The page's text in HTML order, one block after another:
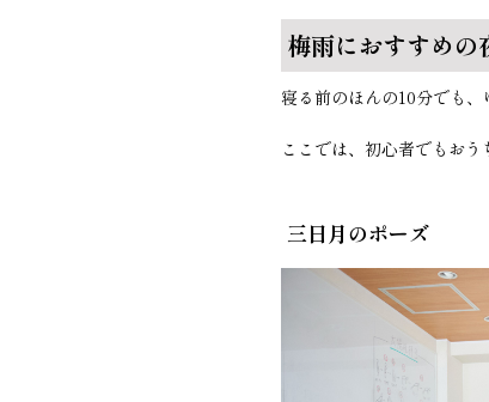
梅雨におすすめの
寝る前のほんの10分でも
ここでは、初心者でもおう
三日月のポーズ